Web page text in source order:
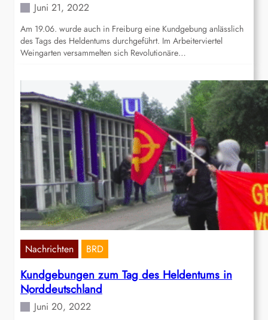
Juni 21, 2022
Am 19.06. wurde auch in Freiburg eine Kundgebung anlässlich
des Tags des Heldentums durchgeführt. Im Arbeiterviertel
Weingarten versammelten sich Revolutionäre…
Nachrichten BRD
Kundgebungen zum Tag des Heldentums in
Norddeutschland
Juni 20, 2022